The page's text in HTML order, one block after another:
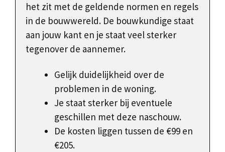
het zit met de geldende normen en regels
in de bouwwereld. De bouwkundige staat
aan jouw kant en je staat veel sterker
tegenover de aannemer.
Gelijk duidelijkheid over de
problemen in de woning.
Je staat sterker bij eventuele
geschillen met deze naschouw.
De kosten liggen tussen de €99 en
€205.